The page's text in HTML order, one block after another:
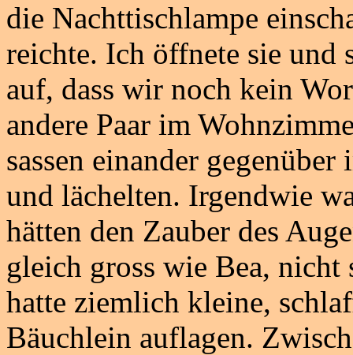
die Nachttischlampe
reichte. Ich öffnete sie und
auf, dass wir noch kein
andere Paar im
sassen einander
und lächelten. Irgendwie
hätten den Zauber des
gleich gross wie Bea,
hatte ziemlich kleine,
Bäuchlein auflagen.